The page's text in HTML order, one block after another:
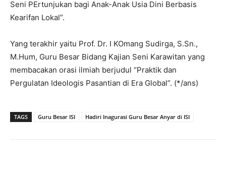
Seni PErtunjukan bagi Anak-Anak Usia Dini Berbasis
Kearifan Lokal”.
Yang terakhir yaitu Prof. Dr. I KOmang Sudirga, S.Sn.,
M.Hum, Guru Besar Bidang Kajian Seni Karawitan yang
membacakan orasi ilmiah berjudul “Praktik dan
Pergulatan Ideologis Pasantian di Era Global”. (*/ans)
TAGS Guru Besar ISI Hadiri Inagurasi Guru Besar Anyar di ISI